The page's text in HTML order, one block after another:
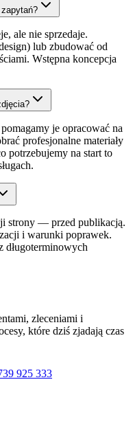
ale nie sprzedaje.
lub zbudować od
Wstępna koncepcja
je opracować na
profesjonalne materiały
potrzebujemy na start to
strony — przed publikacją.
i warunki poprawek.
długoterminowych
zleceniami i
które dziś zjadają czas
925 333